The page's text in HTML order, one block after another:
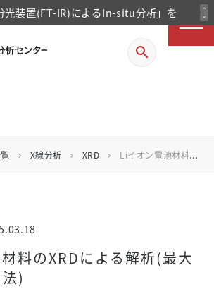
光装置(FT-IR)によるIn-situ分析」を
した
expand_less
expand_more
search
chevron_right X線分析 chevron_right XRD chevron_right Liイオン電池材料のXRDによる解析(最大エントロピー法)
料のXRDによる解析(最大
)